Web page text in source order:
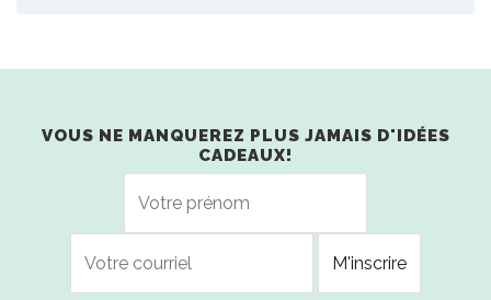
VOUS NE MANQUEREZ PLUS JAMAIS D'IDÉES
CADEAUX!